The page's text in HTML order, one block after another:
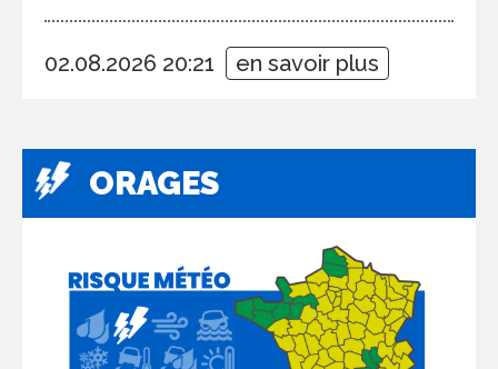
02.08.2026 20:21 en savoir plus
ORAGES